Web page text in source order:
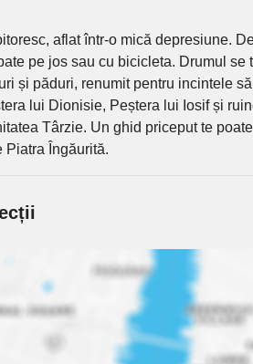
aflat într-o mică depresiune.
pe jos sau cu bicicleta. Drumul
și păduri, renumit pentru incintele
lui Dionisie, Peștera lui Iosif și
Târzie. Un ghid priceput te
Piatra Îngăurită.